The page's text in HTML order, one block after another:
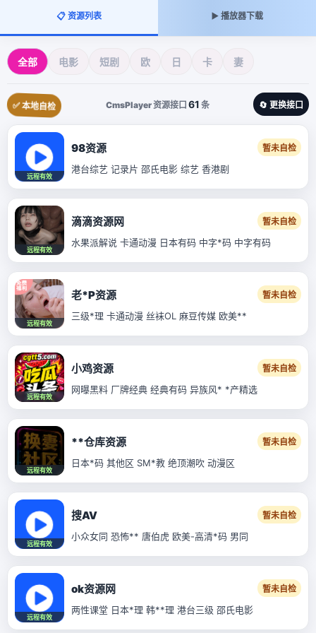
📋 资源列表 ▶️ 播放器下载
全部 电影 短剧 欧 日 卡 妻
✅ 本地自检 CmsPlayer 资源接口 61 条 🔄 更换接口
远程有效
98资源 暂未自检
港台综艺 记录片 邵氏电影 综艺 香港剧
远程有效
滴滴资源网 暂未自检
水果派解说 卡通动漫 日本有码 中字*码 中字有码
远程有效
老*P资源 暂未自检
三级*理 卡通动漫 丝袜OL 麻豆传媒 欧美**
远程有效
小鸡资源 暂未自检
网曝黑料 厂牌经典 经典有码 异族风* *产精选
远程有效
**仓库资源 暂未自检
日本*码 其他区 SM*教 绝顶潮吹 动漫区
远程有效
搜AV 暂未自检
小众女同 恐怖** 唐伯虎 欧美-高清*码 男同
远程有效
ok资源网 暂未自检
两性课堂 日本*理 韩**理 港台三级 邵氏电影